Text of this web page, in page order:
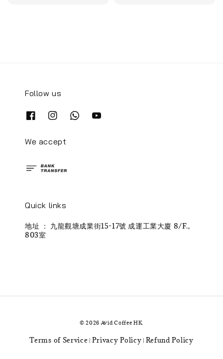
Follow us
We accept
Quick links
地址 ： 九龍觀塘成業街15-17號 成運工業大廈 8/F.,
803室
© 2026 Avid Coffee HK.
Terms of Service Privacy Policy Refund Policy